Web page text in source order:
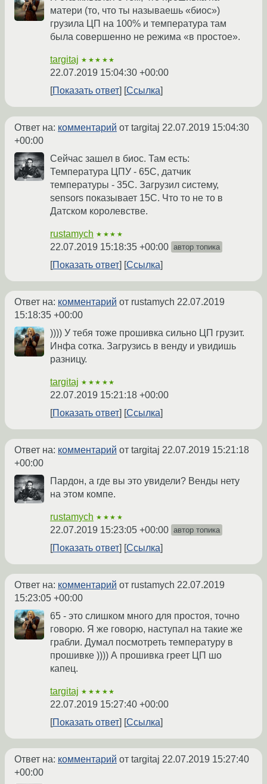
матери (то, что ты называешь «биос»)
грузила ЦП на 100% и температура там
была совершенно не режима «в простое».
targitaj ★★★★★
22.07.2019 15:04:30 +00:00
Показать ответ
Ссылка
Ответ на: комментарий от targitaj 22.07.2019 15:04:30
+00:00
Сейчас зашел в биос. Там есть:
Температура ЦПУ - 65С, датчик
температуры - 35С. Загрузил систему,
sensors показывает 15С. Что то не то в
Датском королевстве.
rustamych ★★★★
22.07.2019 15:18:35 +00:00 автор топика
Показать ответ Ссылка
Ответ на: комментарий от rustamych 22.07.2019
15:18:35 +00:00
)))) У тебя тоже прошивка сильно ЦП грузит.
Инфа сотка. Загрузись в венду и увидишь
разницу.
targitaj ★★★★★
22.07.2019 15:21:18 +00:00
Показать ответ
Ссылка
Ответ на: комментарий от targitaj 22.07.2019 15:21:18
+00:00
Пардон, а где вы это увидели? Венды нету
на этом компе.
rustamych ★★★★
22.07.2019 15:23:05 +00:00 автор топика
Показать ответ Ссылка
Ответ на: комментарий от rustamych 22.07.2019
15:23:05 +00:00
65 - это слишком много для простоя, точно
говорю. Я же говорю, наступал на такие же
грабли. Думал посмотреть температуру в
прошивке )))) А прошивка греет ЦП шо
капец.
targitaj ★★★★★
22.07.2019 15:27:40 +00:00
Показать ответ
Ссылка
Ответ на: комментарий от targitaj 22.07.2019 15:27:40
+00:00